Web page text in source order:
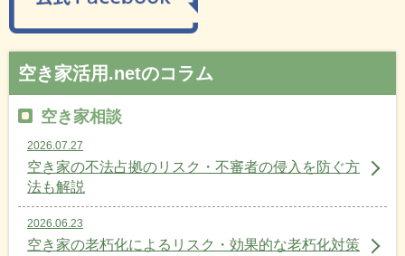
空き家活用.netのコラム
空き家相談
2026.07.27
空き家の不法占拠のリスク・不審者の侵入を防ぐ方
法も解説
2026.06.23
空き家の老朽化によるリスク・効果的な老朽化対策